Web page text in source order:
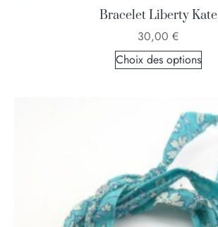
Bracelet Liberty Kate
30,00 €
Choix des options